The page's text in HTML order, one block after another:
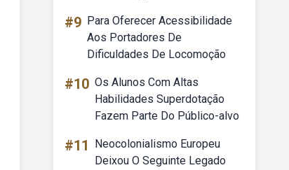
#9 Para Oferecer Acessibilidade
Aos Portadores De
Dificuldades De Locomoção
#10 Os Alunos Com Altas
Habilidades Superdotação
Fazem Parte Do Público-alvo
#11
Neocolonialismo Europeu
Deixou O Seguinte Legado